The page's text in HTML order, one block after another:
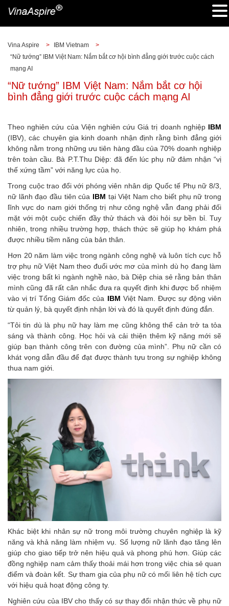
Vina Aspire > IBM Vietnam
>
“Nữ tướng” IBM Việt Nam: Nắm bắt cơ hội bình đẳng giới trước cuộc cách
mạng AI
“Nữ tướng” IBM Việt Nam: Nắm bắt cơ hội
bình đẳng giới trước cuộc cách mạng AI
Theo nghiên cứu của Viện nghiên cứu Giá trị doanh nghiệp IBM
(IBV), các chuyên gia kinh doanh nhận định rằng bình đẳng giới
không nằm trong những ưu tiên hàng đầu của 70% doanh nghiệp
trên toàn cầu. Bà P.T.Thu Diệp: đã đến lúc phụ nữ đảm nhận “vị
thế xứng tầm” với năng lực của họ.
Trong cuộc trao đổi với phóng viên nhân dịp Quốc tế Phụ nữ 8/3,
nữ lãnh đạo đầu tiên của IBM tại Việt Nam cho biết phụ nữ trong
lĩnh vực do nam giới thống trị như công nghệ vẫn đang phải đối
mặt với một cuộc chiến đầy thử thách và đòi hỏi sự bền bỉ. Tuy
nhiên, trong nhiều trường hợp, thách thức sẽ giúp họ khám phá
được nhiều tiềm năng của bản thân.
Hơn 20 năm làm việc trong ngành công nghệ và luôn tích cực hỗ
trợ phụ nữ Việt Nam theo đuổi ước mơ của mình dù họ đang làm
việc trong bất kì ngành nghề nào, bà Diệp chia sẻ rằng bản thân
mình cũng đã rất cân nhắc đưa ra quyết định khi được bổ nhiệm
vào vị trí Tổng Giám đốc của IBM Việt Nam. Được sự động viên
từ quản lý, bà quyết định nhận lời và đó là quyết định đúng đắn.
“Tôi tin dù là phụ nữ hay làm mẹ cũng không thể cản trở ta tỏa
sáng và thành công. Học hỏi và cải thiện thêm kỹ năng mới sẽ
giúp bạn thành công trên con đường của mình”. Phụ nữ cần có
khát vọng dẫn đầu để đạt được thành tựu trong sự nghiệp không
thua nam giới.
Khác biệt khi nhân sự nữ trong môi trường chuyên nghiệp là kỹ
năng và khả năng làm nhiệm vụ. Số lượng nữ lãnh đạo tăng lên
giúp cho giao tiếp trở nên hiệu quả và phong phú hơn. Giúp các
đồng nghiệp nam cảm thấy thoải mái hơn trong việc chia sẻ quan
điểm và đoàn kết. Sự tham gia của phụ nữ có mối liên hệ tích cực
với hiệu quả hoạt động công ty.
Nghiên cứu của IBV cho thấy có sự thay đổi nhận thức về phụ nữ